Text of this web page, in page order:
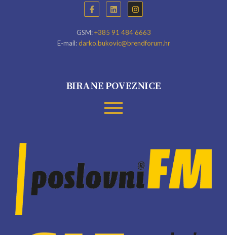
GSM:+385 91 484 6663
E-mail:darko.bukovic@brendforum.hr
BIRANE POVEZNICE